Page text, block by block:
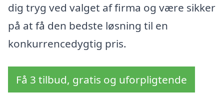
dig tryg ved valget af firma og være sikker
på at få den bedste løsning til en
konkurrencedygtig pris.
Få 3 tilbud, gratis og uforpligtende